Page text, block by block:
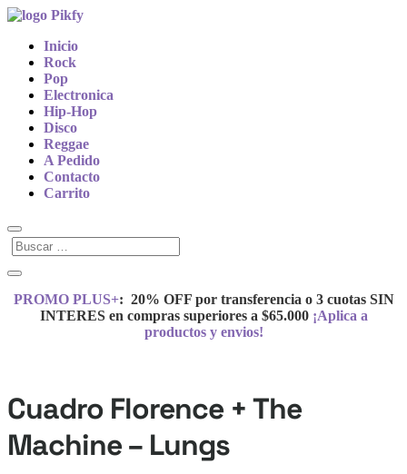
Inicio
Rock
Pop
Electronica
Hip-Hop
Disco
Reggae
A Pedido
Contacto
Carrito
PROMO PLUS+: 20% OFF por transferencia o 3 cuotas SIN
INTERES en compras superiores a $65.000¡Aplica a
productos y envios!
Cuadro Florence + The
Machine – Lungs